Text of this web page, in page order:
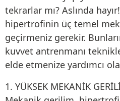
tekrarlar mı? Aslında
hipertrofinin üç temel
geçirmeniz gerekir.
kuvvet antrenmanı
elde etmenize yardımcı
1. YÜKSEK MEKANİK